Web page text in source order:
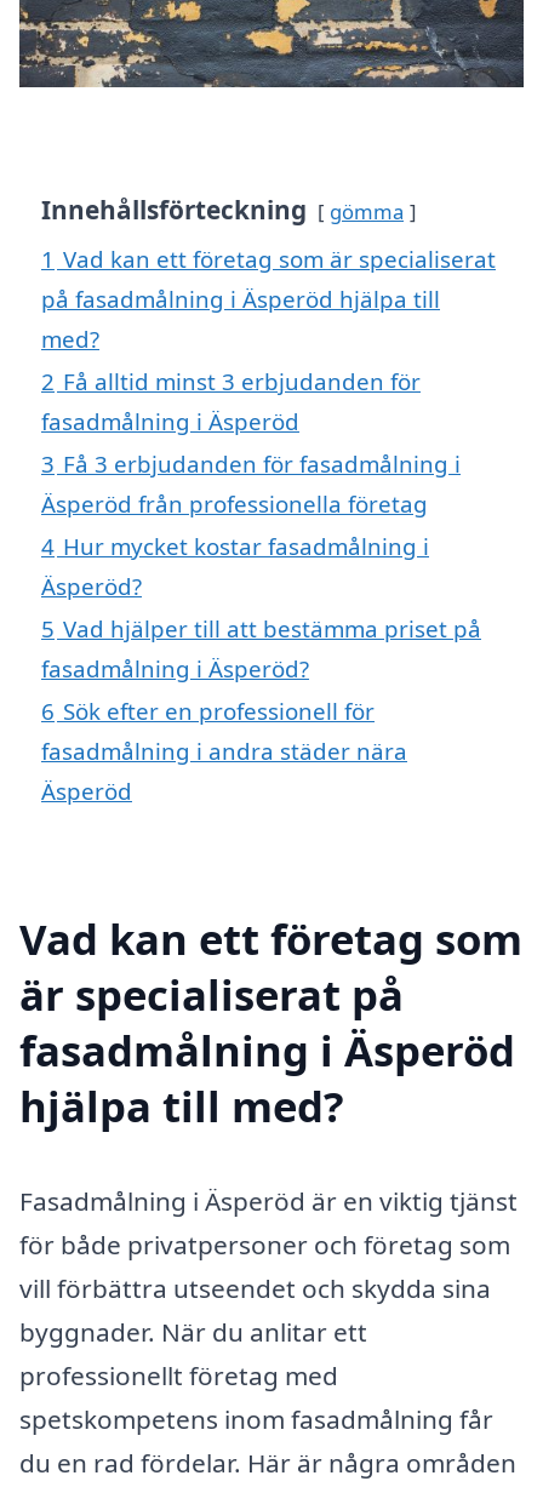
Innehållsförteckning gömma
1 Vad kan ett företag som är specialiserat
på fasadmålning i Äsperöd hjälpa till
med?
2 Få alltid minst 3 erbjudanden för
fasadmålning i Äsperöd
3 Få 3 erbjudanden för fasadmålning i
Äsperöd från professionella företag
4 Hur mycket kostar fasadmålning i
Äsperöd?
5 Vad hjälper till att bestämma priset på
fasadmålning i Äsperöd?
6 Sök efter en professionell för
fasadmålning i andra städer nära
Äsperöd
Vad kan ett företag som
är specialiserat på
fasadmålning i Äsperöd
hjälpa till med?
Fasadmålning i Äsperöd är en viktig tjänst
för både privatpersoner och företag som
vill förbättra utseendet och skydda sina
byggnader. När du anlitar ett
professionellt företag med
spetskompetens inom fasadmålning får
du en rad fördelar. Här är några områden